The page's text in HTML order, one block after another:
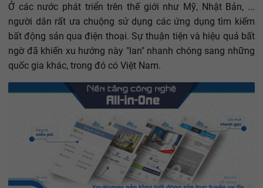
Ở các nước phát triển trên thế giới như Mỹ, Nhật Bản, ...
người dân rất ưa chuộng sử dụng các ứng dụng tìm kiếm
bất động sản qua điện thoại. Sự thuận tiện và hiệu quả bất
ngờ đã khiến xu hướng này "lan" nhanh chóng sang những
quốc gia khác, trong đó có Việt Nam.